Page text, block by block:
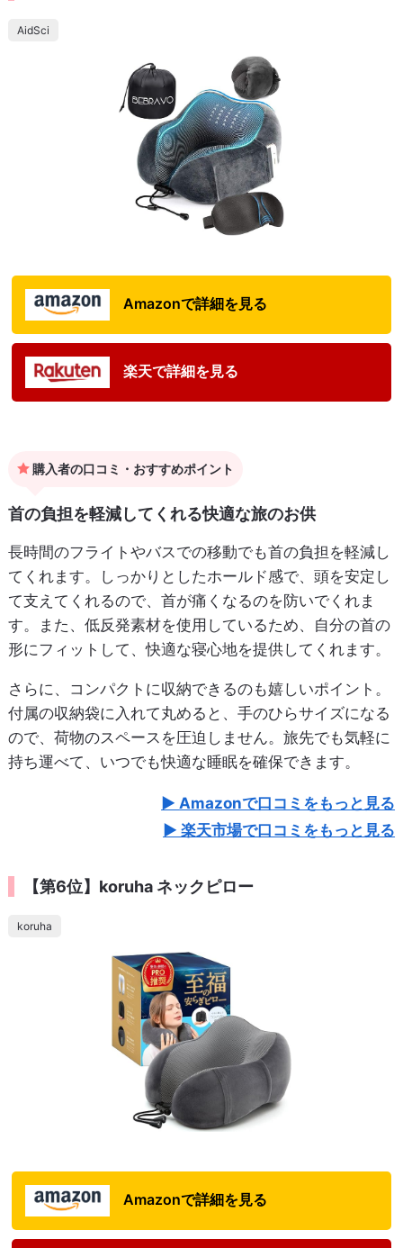
AidSci
Amazonで詳細を見る
楽天で詳細を見る
購入者の口コミ・おすすめポイント
首の負担を軽減してくれる快適な旅のお供
長時間のフライトやバスでの移動でも首の負担を軽減し
てくれます。しっかりとしたホールド感で、頭を安定し
て支えてくれるので、首が痛くなるのを防いでくれま
す。また、低反発素材を使用しているため、自分の首の
形にフィットして、快適な寝心地を提供してくれます。
さらに、コンパクトに収納できるのも嬉しいポイント。
付属の収納袋に入れて丸めると、手のひらサイズになる
ので、荷物のスペースを圧迫しません。旅先でも気軽に
持ち運べて、いつでも快適な睡眠を確保できます。
Amazonで口コミをもっと見る
楽天市場で口コミをもっと見る
【第6位】koruha ネックピロー
koruha
Amazonで詳細を見る